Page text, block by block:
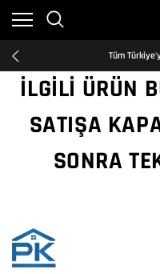
Kredi
2500₺ ve
Tüm
Kredi
2500₺
Kredi
İLGILI ÜRÜN
SATIŞA
SONRA